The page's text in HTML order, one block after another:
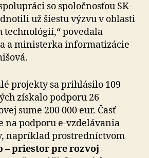
so spoločnosťou SK-
už šiestu výzvu v oblasti
povedala
a ministerka informatizácie
projekty sa prihlásilo 109
získalo podporu 26
sume 200 000 eur. Časť
na podporu e-vzdelávania
napríklad prostredníctvom
– priestor pre rozvoj